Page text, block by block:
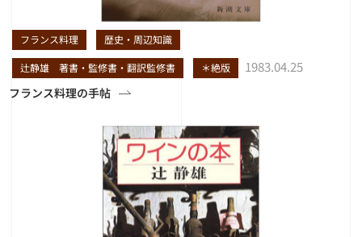
フランス料理 歴史・周辺知識
辻静雄 著書・監修書・翻訳監修書 ＊絶版 1983.04.25
フランス料理の手帖